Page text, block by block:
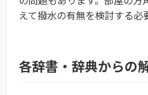
えて撥水の有無を検討する必
各辞書・辞典からの